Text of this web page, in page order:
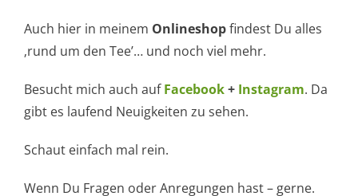
Auch hier in meinem Onlineshopfindest Du alles
‚rund um den Tee’… und noch viel mehr.
Besucht mich auch aufFacebook+ Instagram. Da
gibt es laufend Neuigkeiten zu sehen.
Schaut einfach mal rein.
Wenn Du Fragen oder Anregungen hast – gerne.